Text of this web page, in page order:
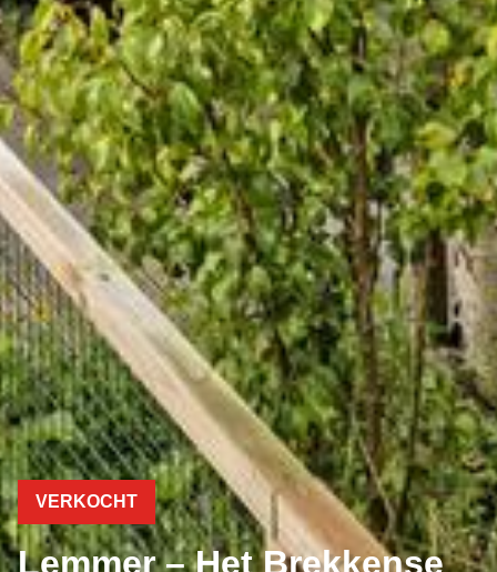
VERKOCHT
Lemmer – Het Brekkense